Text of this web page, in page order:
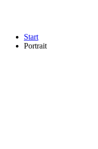
Start
Portrait